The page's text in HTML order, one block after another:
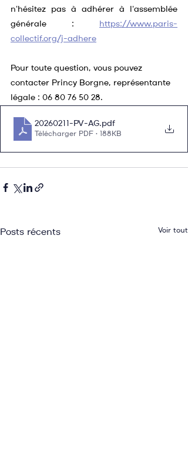
n'hésitez pas à adhérer à l'assemblée
générale :
https://www.paris-
collectif.org/j-adhere
Pour toute question, vous pouvez
contacter Princy Borgne, représentante
légale : 06 80 76 50 28.
20260211-PV-AG.pdf
Télécharger PDF • 188KB
Posts récents Voir tout